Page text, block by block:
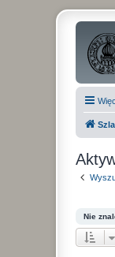
Nie